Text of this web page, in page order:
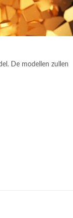
De modellen zullen